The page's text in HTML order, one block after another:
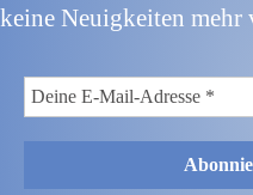
keine Neuigkeiten mehr